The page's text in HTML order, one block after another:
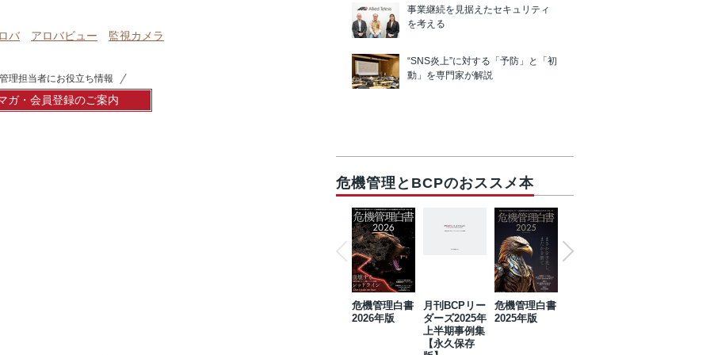
バ アロバビュー 監視カメラ
理担当者にお役立ち情報
ガ・会員登録のご案内
事業継続を見据えたセキュリティ
を考える
“SNS炎上”に対する「予防」と「初
動」を専門家が解説
危機管理とBCPのおススメ本
危機管理白書
2026年版
月刊BCPリー
ダーズ2025年
上半期事例集
【永久保存
危機管理白書
2025年版